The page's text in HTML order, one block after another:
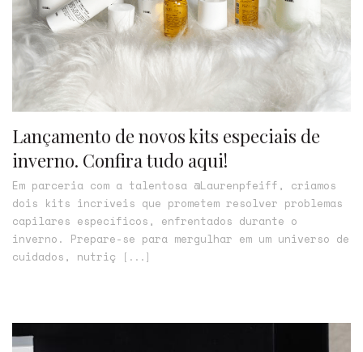
Lançamento de novos kits especiais de
inverno. Confira tudo aqui!
Em parceria com a talentosa @Laurenpfeiff, criamos
dois kits incríveis que prometem resolver problemas
capilares específicos, enfrentados durante o
inverno. Prepare-se para mergulhar em um universo de
cuidados, nutriç
[...]